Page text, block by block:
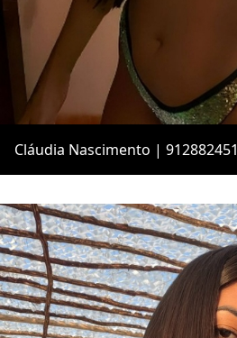
Cláudia Nascimento | 912882451